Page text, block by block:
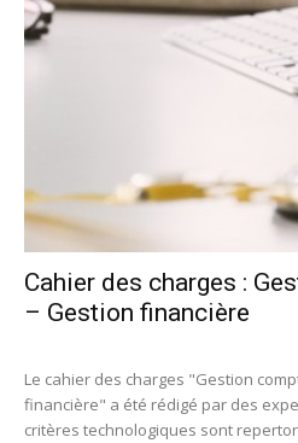
Cahier des charges :
– Gestion financière
Le cahier des charges "Gestion
financière" a été rédigé par des
critères technologiques sont